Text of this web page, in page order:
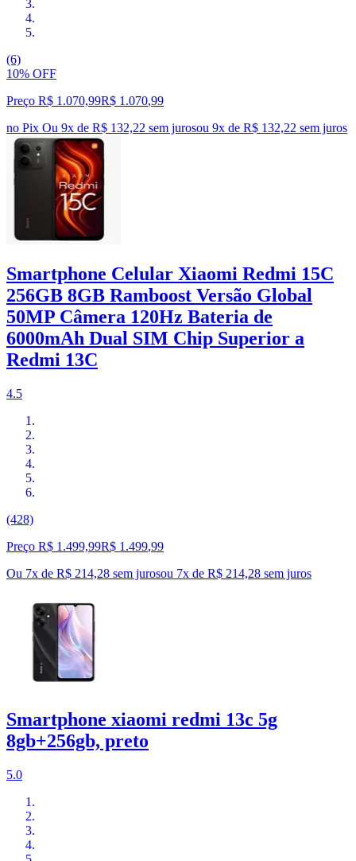
(6)
10% OFF
Preço R$ 1.070,99R$ 1.070,99
no Pix Ou 9x de R$ 132,22 sem jurosou 9x de R$ 132,22 sem juros
Smartphone Celular Xiaomi Redmi 15C
256GB 8GB Ramboost Versão Global
50MP Câmera 120Hz Bateria de
6000mAh Dual SIM Chip Superior a
Redmi 13C
4.5
(428)
Preço R$ 1.499,99R$ 1.499,99
Ou 7x de R$ 214,28 sem jurosou 7x de R$ 214,28 sem juros
Smartphone xiaomi redmi 13c 5g
8gb+256gb, preto
5.0